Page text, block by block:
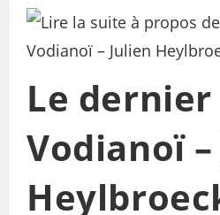
Le dernier
Vodianoï